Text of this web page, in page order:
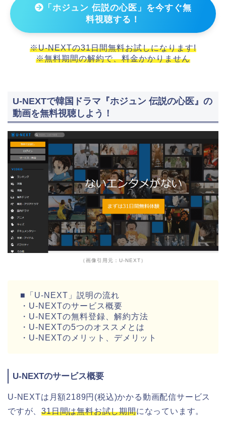
「ホジュン 伝説の心医」を今すぐ無
料視聴する！
※U-NEXTの31日間無料お試しになります!
※無料期間の解約で、料金かかりません
U-NEXTで韓国ドラマ『ホジュン 伝説の心医』の
動画を無料視聴しよう！
（画像引用元：U-NEXT）
■「U-NEXT」説明の流れ
・U-NEXTのサービス概要
・U-NEXTの無料登録、解約方法
・U-NEXTの5つのオススメとは
・U-NEXTのメリット、デメリット
U-NEXTのサービス概要
U-NEXTは月額2189円(税込)かかる動画配信サービス
ですが、31日間は無料お試し期間になっています。